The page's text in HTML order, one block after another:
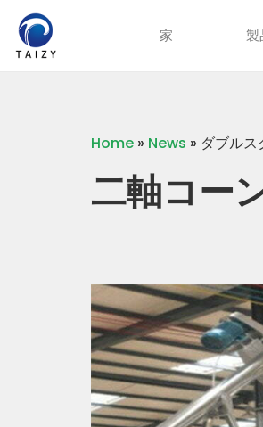
家 製
Home » News » ダブル
二軸コー